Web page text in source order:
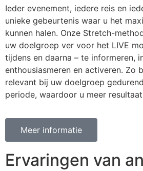
Ieder evenement, iedere reis en
unieke gebeurtenis waar u het
kunnen halen. Onze Stretch-
uw doelgroep ver voor het LIVE
tijdens en daarna – te informeren,
enthousiasmeren en activeren. Zo
relevant bij uw doelgroep
periode, waardoor u meer
Meer informatie
Ervaringen van